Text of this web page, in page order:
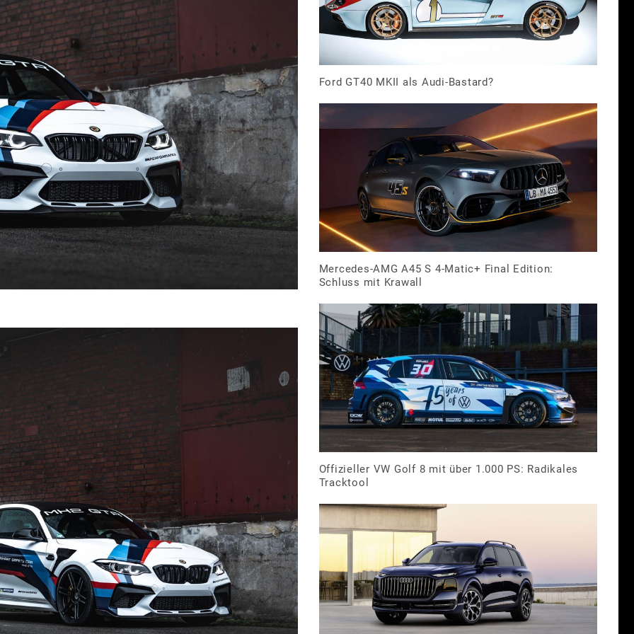
Ford GT40 MKII als Audi-Bastard?
Mercedes-AMG A45 S 4-Matic+ Final Edition:
Schluss mit Krawall
Offizieller VW Golf 8 mit über 1.000 PS: Radikales
Tracktool